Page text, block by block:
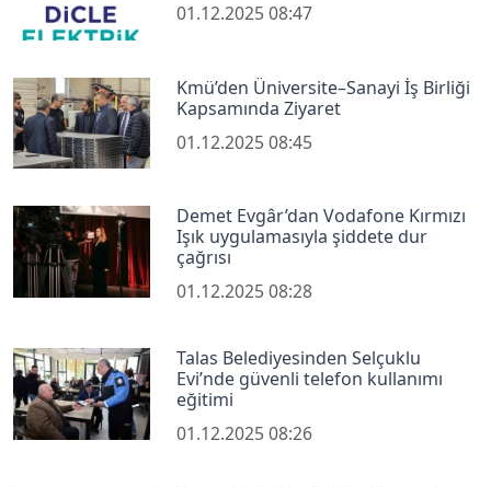
01.12.2025 08:47
Kmü’den Üniversite–Sanayi İş Birliği
Kapsamında Ziyaret
01.12.2025 08:45
Demet Evgâr’dan Vodafone Kırmızı
Işık uygulamasıyla şiddete dur
çağrısı
01.12.2025 08:28
Talas Belediyesinden Selçuklu
Evi’nde güvenli telefon kullanımı
eğitimi
01.12.2025 08:26